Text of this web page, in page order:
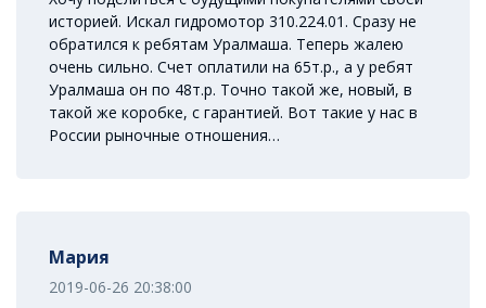
историей. Искал гидромотор 310.224.01. Сразу не
обратился к ребятам Уралмаша. Теперь жалею
очень сильно. Счет оплатили на 65т.р., а у ребят
Уралмаша он по 48т.р. Точно такой же, новый, в
такой же коробке, с гарантией. Вот такие у нас в
России рыночные отношения…
Мария
2019-06-26 20:38:00